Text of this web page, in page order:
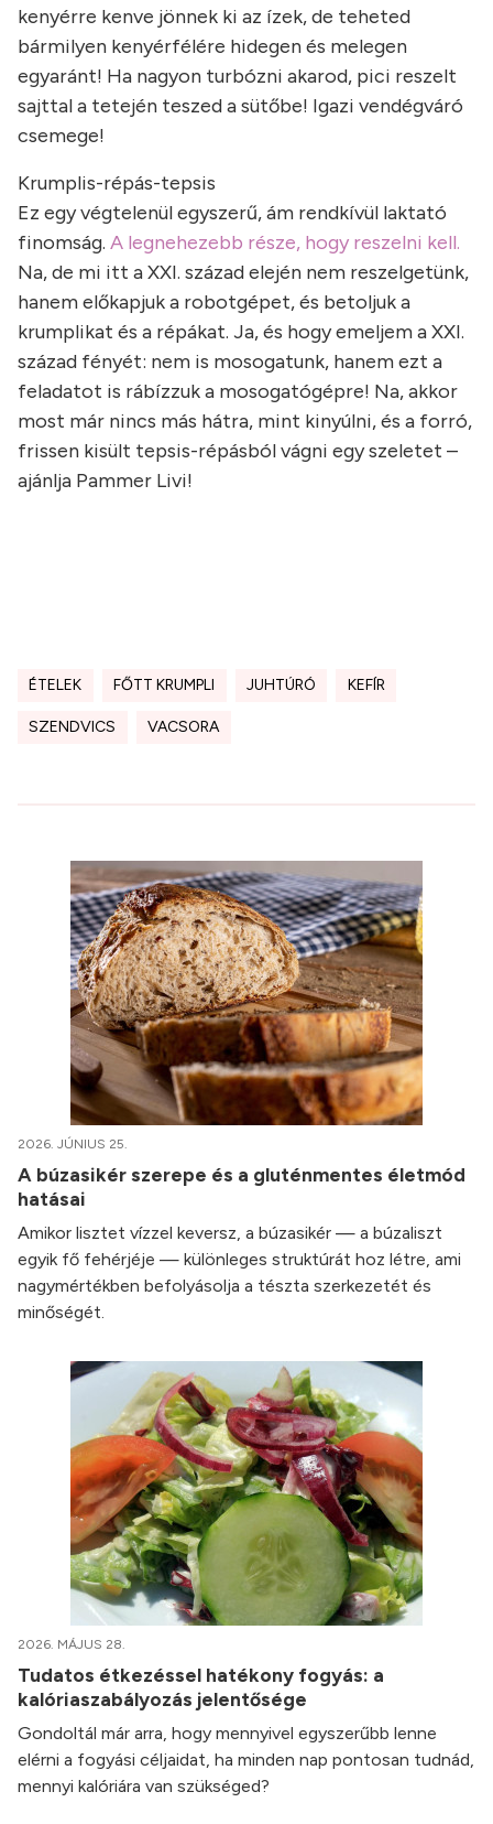
kenyérre kenve jönnek ki az ízek, de teheted
bármilyen kenyérfélére hidegen és melegen
egyaránt! Ha nagyon turbózni akarod, pici reszelt
sajttal a tetején teszed a sütőbe! Igazi vendégváró
csemege!
Krumplis-répás-tepsis
Ez egy végtelenül egyszerű, ám rendkívül laktató
finomság. A legnehezebb része, hogy reszelni kell.
Na, de mi itt a XXI. század elején nem reszelgetünk,
hanem előkapjuk a robotgépet, és betoljuk a
krumplikat és a répákat. Ja, és hogy emeljem a XXI.
század fényét: nem is mosogatunk, hanem ezt a
feladatot is rábízzuk a mosogatógépre! Na, akkor
most már nincs más hátra, mint kinyúlni, és a forró,
frissen kisült tepsis-répásból vágni egy szeletet –
ajánlja Pammer Livi!
ÉTELEK FŐTT KRUMPLI JUHTÚRÓ KEFÍR
SZENDVICS VACSORA
2026. JÚNIUS 25.
A búzasikér szerepe és a gluténmentes életmód
hatásai
Amikor lisztet vízzel keversz, a búzasikér — a búzaliszt
egyik fő fehérjéje — különleges struktúrát hoz létre, ami
nagymértékben befolyásolja a tészta szerkezetét és
minőségét.
2026. MÁJUS 28.
Tudatos étkezéssel hatékony fogyás: a
kalóriaszabályozás jelentősége
Gondoltál már arra, hogy mennyivel egyszerűbb lenne
elérni a fogyási céljaidat, ha minden nap pontosan tudnád,
mennyi kalóriára van szükséged?